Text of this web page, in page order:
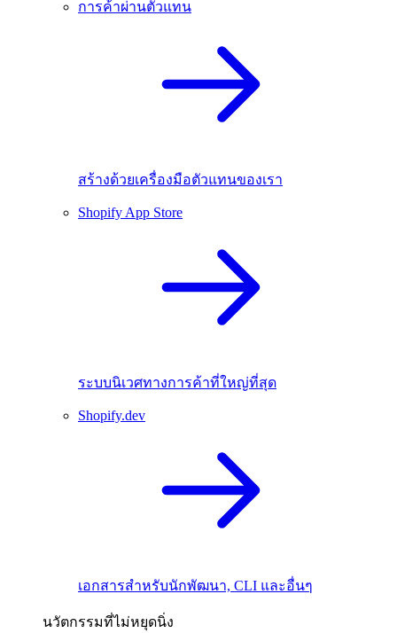
การค้าผ่านตัวแทน
สร้างด้วยเครื่องมือตัวแทนของเรา
Shopify App Store
ระบบนิเวศทางการค้าที่ใหญ่ที่สุด
Shopify.dev
เอกสารสำหรับนักพัฒนา, CLI และอื่นๆ
นวัตกรรมที่ไม่หยุดนิ่ง